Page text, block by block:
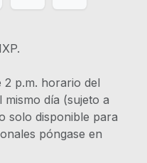
IVA
2 p.m. horario del
día (sujeto a
solo disponible para
póngase en